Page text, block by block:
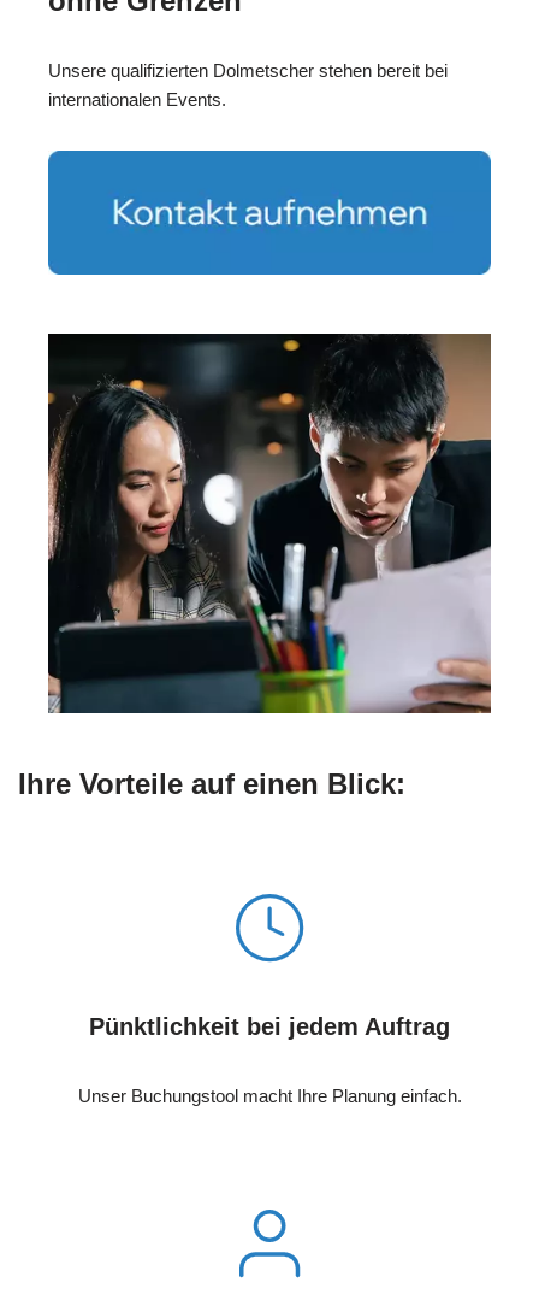
Unsere qualifizierten Dolmetscher stehen bereit bei
internationalen Events.
Ihre Vorteile auf einen Blick:
Pünktlichkeit bei jedem Auftrag
Unser Buchungstool macht Ihre Planung einfach.